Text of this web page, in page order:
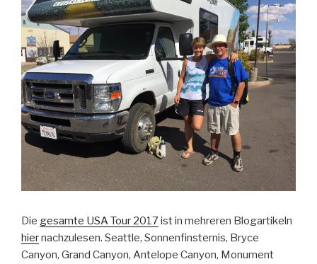
Die gesamte USA Tour 2017ist in mehreren Blogartikeln
hiernachzulesen. Seattle, Sonnenfinsternis, Bryce
Canyon, Grand Canyon, Antelope Canyon, Monument